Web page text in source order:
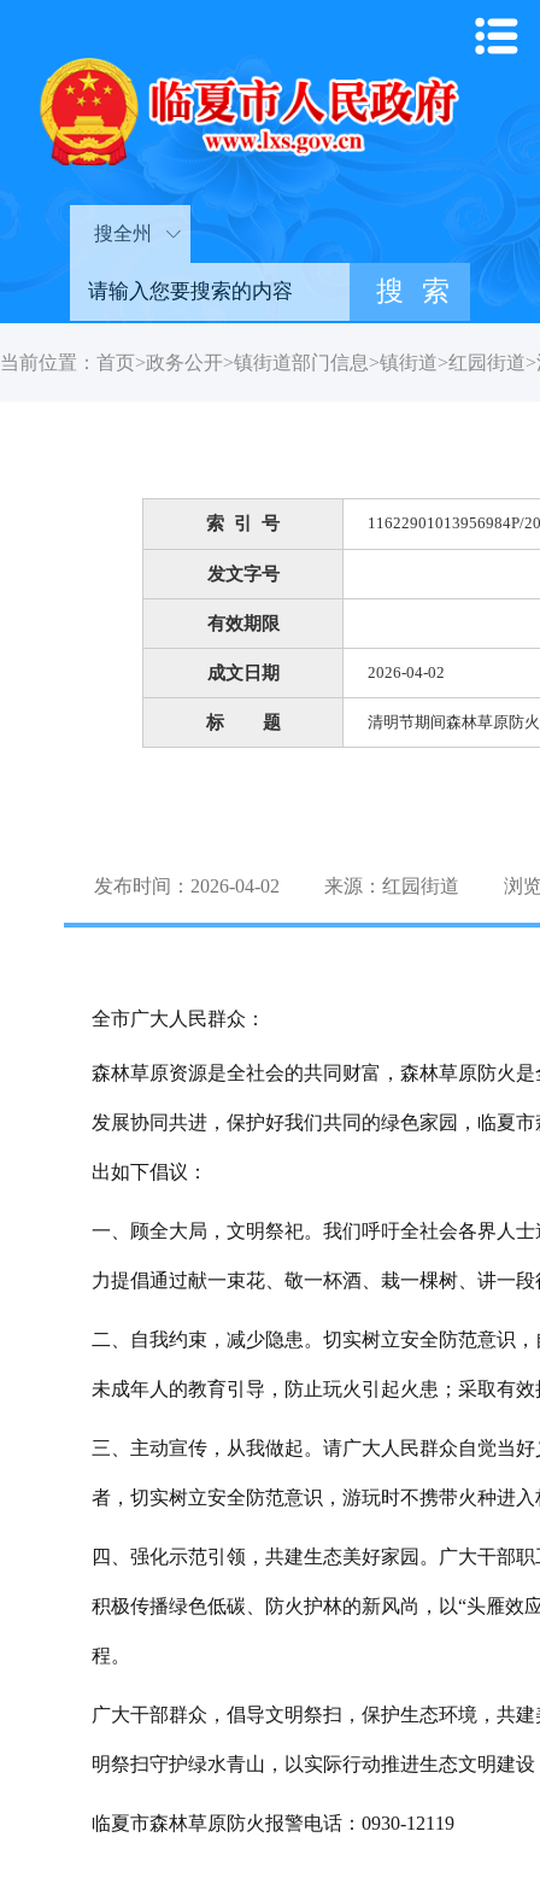
搜全州
当前位置： 首页>政务公开>镇街道部门信息>镇街道>红园街道>
索 引 号 11622901013956984P/
发文字号
有效期限
成文日期 2026-04-02
标 题 清明节期间森林草原防
发布时间：2026-04-02 来源：红园街道 浏
全市广大人民群众：
森林草原资源是全社会的共同财富，森林草原防火
发展协同共进，保护好我们共同的绿色家园，临夏
出如下倡议：
一、顾全大局，文明祭祀。我们呼吁全社会各界人
力提倡通过献一束花、敬一杯酒、栽一棵树、讲一
二、自我约束，减少隐患。切实树立安全防范意识
未成年人的教育引导，防止玩火引起火患；采取有
三、主动宣传，从我做起。请广大人民群众自觉当
者，切实树立安全防范意识，游玩时不携带火种进
四、强化示范引领，共建生态美好家园。广大干部
积极传播绿色低碳、防火护林的新风尚，以“头雁效
程。
广大干部群众，倡导文明祭扫，保护生态环境，共
明祭扫守护绿水青山，以实际行动推进生态文明建
临夏市森林草原防火报警电话：0930-12119